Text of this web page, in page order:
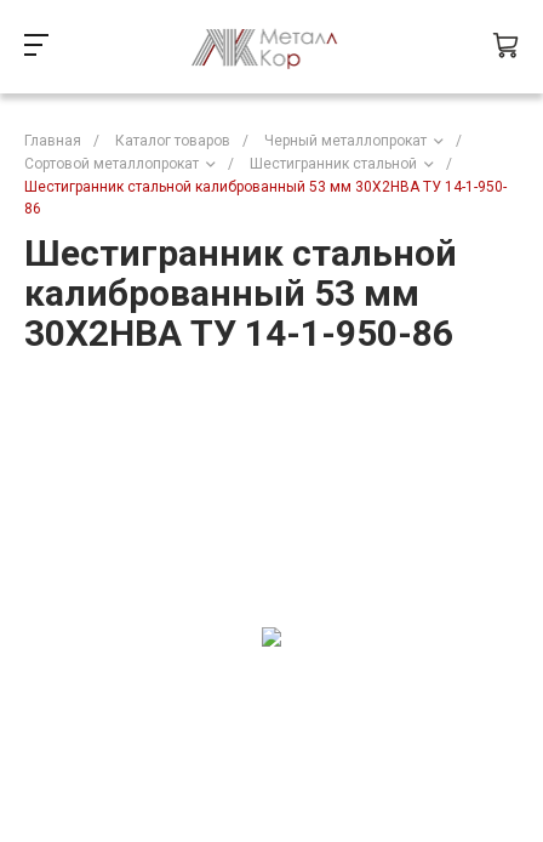
Главная / Каталог товаров / Черный металлопрокат
/
Сортовой металлопрокат
/ Шестигранник стальной
/
Шестигранник стальной калиброванный 53 мм 30Х2НВА ТУ 14-1-950-
86
Шестигранник стальной
калиброванный 53 мм
30Х2НВА ТУ 14-1-950-86